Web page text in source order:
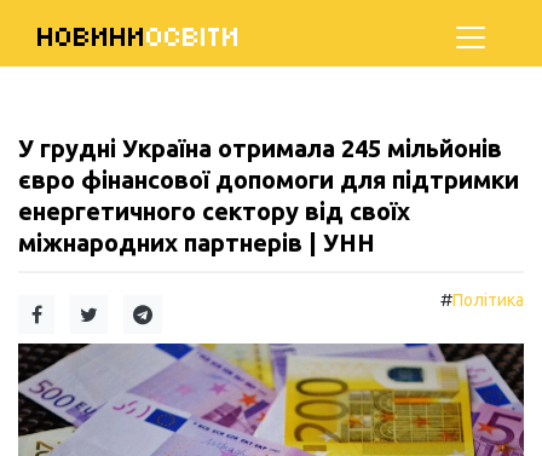
НОВИНИОСВІТИ
У грудні Україна отримала 245 мільйонів
євро фінансової допомоги для підтримки
енергетичного сектору від своїх
міжнародних партнерів | УНН
#Політика